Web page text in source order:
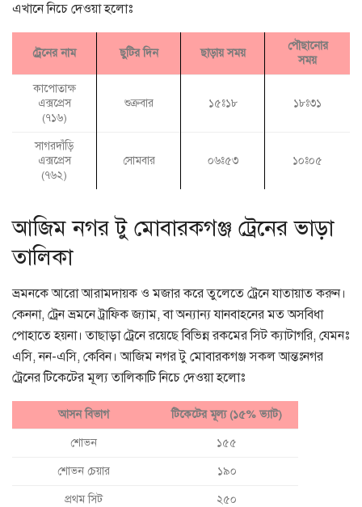
এখানে নিচে দেওয়া হলোঃ
ট্রেনের নাম ছুটির দিন ছাড়ায় সময়
পৌছানোর
সময়
কাপোতাক্ষ
এক্সপ্রেস
(৭১৬)
শুক্রবার ১৫ঃ১৮ ১৮ঃ৩১
সাগরদাঁড়ি
এক্সপ্রেস
(৭৬২)
সোমবার ০৬ঃ৫৩ ১০ঃ০৫
আজিম নগর টু মোবারকগঞ্জ ট্রেনের ভাড়া
তালিকা
ভ্রমনকে আরো আরামদায়ক ও মজার করে তুলেতে ট্রেনে যাতায়াত করুন।
কেননা, ট্রেন ভ্রমনে ট্রাফিক জ্যাম, বা অন্যান্য যানবাহনের মত অসবিধা
পোহাতে হয়না। তাছাড়া ট্রেনে রয়েছে বিভিন্ন রকমের সিট ক্যাটাগরি, যেমনঃ
এসি, নন-এসি, কেবিন। আজিম নগর টু মোবারকগঞ্জ সকল আন্তঃনগর
ট্রেনের টিকেটের মূল্য তালিকাটি নিচে দেওয়া হলোঃ
আসন বিভাগ টিকেটের মূল্য (১৫% ভ্যাট)
শোভন ১৫৫
শোভন চেয়ার ১৯০
প্রথম সিট ২৫০